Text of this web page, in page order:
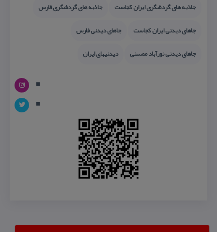
جاذبه های گردشگری ایران كجاست
جاذبه های گردشگری فارس
جاهای دیدنی ایران كجاست
جاهای دیدنی فارس
جاهای دیدنی نورآباد ممسنی
دیدنیهای ایران